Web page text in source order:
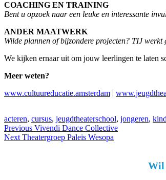
COACHING EN TRAINING
Bent u opzoek naar een leuke en interessante
ANDER MAATWERK
Wilde plannen of bijzondere projecten? TIJ
We kijken ernaar uit om jouw leerlingen te laten
Meer weten?
www.cultuureducatie.amsterdam |
acteren, cursus, jeugdtheaterschool, jongeren,
Bericht
navigatie
Previous Vivendi Dance Collective
Next Theatergroep Paleis Wesopa
Wil